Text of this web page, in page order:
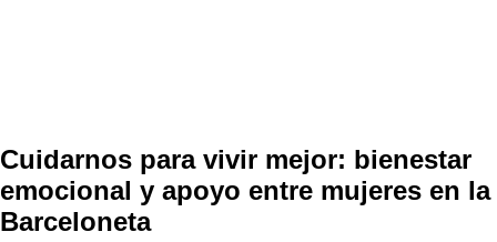
Cuidarnos para vivir mejor: bienestar
emocional y apoyo entre mujeres en la
Barceloneta